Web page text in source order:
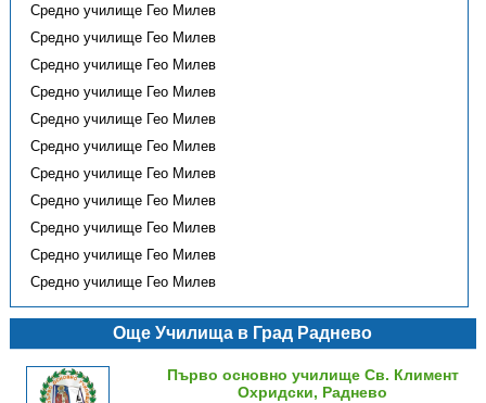
Средно училище Гео Милев
Средно училище Гео Милев
Средно училище Гео Милев
Средно училище Гео Милев
Средно училище Гео Милев
Средно училище Гео Милев
Средно училище Гео Милев
Средно училище Гео Милев
Средно училище Гео Милев
Средно училище Гео Милев
Средно училище Гео Милев
Още Училища в Град Раднево
Първо основно училище Св. Климент
Охридски, Раднево